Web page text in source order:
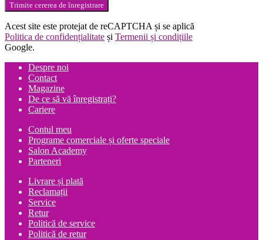
Trimite cererea de înregistrare
Acest site este protejat de reCAPTCHA și se aplică
Politica de confidențialitate și Termenii și condițiile
Google.
Despre noi
Contact
Magazine
De ce să vă înregistrați?
Cariere
Contul meu
Programe comerciale și oferte speciale
Salon Academy
Parteneri
Livrare și plată
Reclamații
Service
Retur
Politică de service
Politică de retur